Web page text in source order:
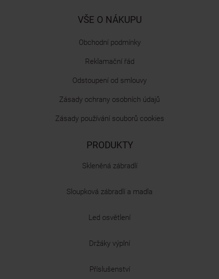
VŠE O NÁKUPU
Obchodní podmínky
Reklamační řád
Odstoupení od smlouvy
Zásady ochrany osobních údajů
Zásady používání souborů cookies
PRODUKTY
Skleněná zábradlí
Sloupková zábradlí a madla
Led osvětlení
Držáky výplní
Příslušenství